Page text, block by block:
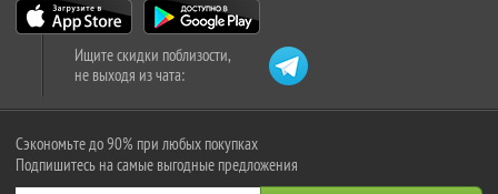
Ищите скидки поблизости,
не выходя из чата:
Сэкономьте до 90% при любых покупках
Подпишитесь на самые выгодные предложения